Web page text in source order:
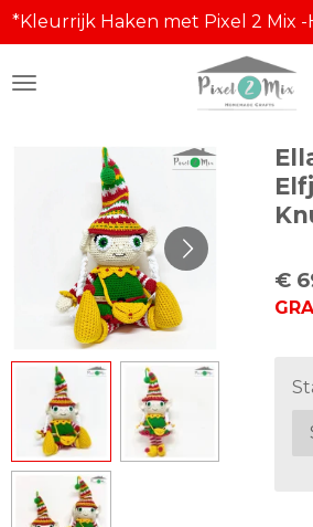
Ga
direct
naar
*Kleurrijk Haken met Pixel 2 Mix
€